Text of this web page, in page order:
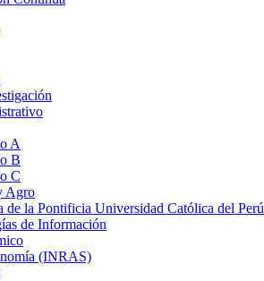
A
B
C
Agro
de la Pontificia Universidad Católica del Perú
de Información
(INRAS)